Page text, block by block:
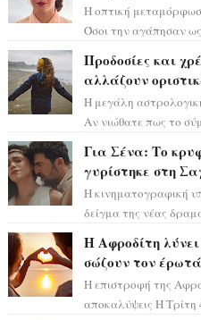
Η οπτική
Όσοι την αγάπησαν
Προδοσίες και
αλλάζουν
Η μεγάλη
Αν νιώθατε πως το
Για Σένα: Το
γυρίστηκε στη
Η κινηματογραφική
δείγμα της νέας
Η Αφροδίτη
σώζουν τον
Η επιστροφή της
αποκαλύψεις Η Τρίτη